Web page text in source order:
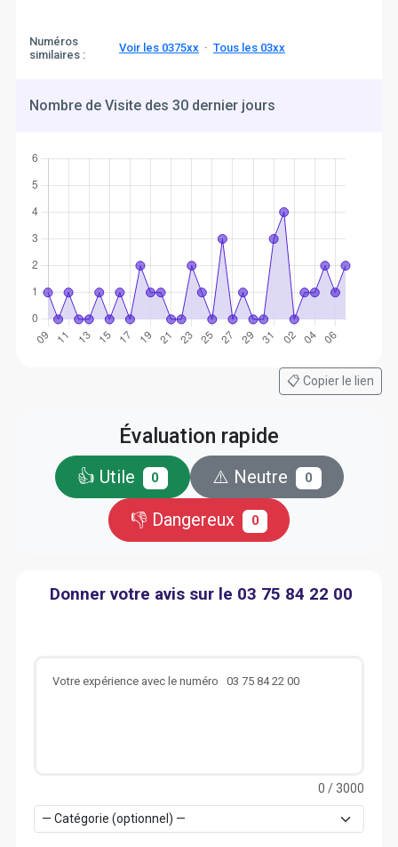
Numéros
similaires :
Voir les 0375xx· Tous les 03xx
Nombre de Visite des 30 dernier jours
📋 Copier le lien
Évaluation rapide
👍 Utile 0 ⚠️ Neutre 0
👎 Dangereux 0
Donner votre avis sur le 03 75 84 22 00
0 / 3000